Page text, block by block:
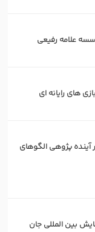
علامه رفیعی
های رایانه ای
پژوهی الگوهای
بین المللی جان